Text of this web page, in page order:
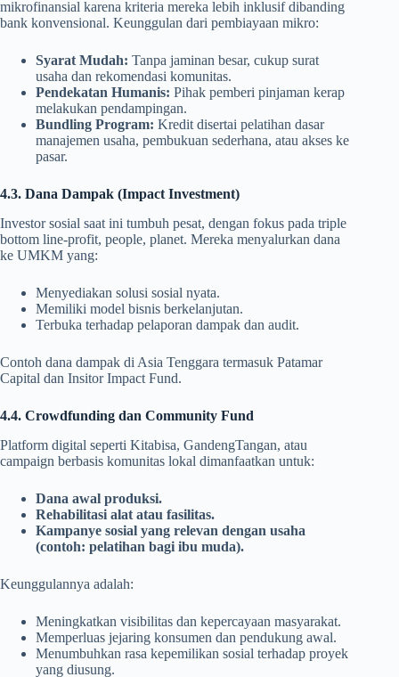
mikrofinansial karena kriteria mereka lebih inklusif dibanding
bank konvensional. Keunggulan dari pembiayaan mikro:
Syarat Mudah: Tanpa jaminan besar, cukup surat
usaha dan rekomendasi komunitas.
Pendekatan Humanis: Pihak pemberi pinjaman kerap
melakukan pendampingan.
Bundling Program: Kredit disertai pelatihan dasar
manajemen usaha, pembukuan sederhana, atau akses ke
pasar.
4.3. Dana Dampak (Impact Investment)
Investor sosial saat ini tumbuh pesat, dengan fokus pada triple
bottom line-profit, people, planet. Mereka menyalurkan dana
ke UMKM yang:
Menyediakan solusi sosial nyata.
Memiliki model bisnis berkelanjutan.
Terbuka terhadap pelaporan dampak dan audit.
Contoh dana dampak di Asia Tenggara termasuk Patamar
Capital dan Insitor Impact Fund.
4.4. Crowdfunding dan Community Fund
Platform digital seperti Kitabisa, GandengTangan, atau
campaign berbasis komunitas lokal dimanfaatkan untuk:
Dana awal produksi.
Rehabilitasi alat atau fasilitas.
Kampanye sosial yang relevan dengan usaha
(contoh: pelatihan bagi ibu muda).
Keunggulannya adalah:
Meningkatkan visibilitas dan kepercayaan masyarakat.
Memperluas jejaring konsumen dan pendukung awal.
Menumbuhkan rasa kepemilikan sosial terhadap proyek
yang diusung.